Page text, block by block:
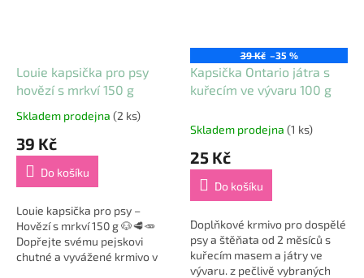
Louie kapsička pro psy
hovězí s mrkví 150 g
Průměrné
produktu
5,0
5
hvězdiček.
Skladem prodejna (2 ks)
39 Kč
Do košíku
Louie kapsička pro psy –
Hovězí s mrkví 150 g 🐶🥩🥕
Dopřejte svému pejskovi
chutné a vyvážené krmivo v
39 Kč –35 %
Kapsička Ontario játra s
kuřecím ve vývaru 100 g
Skladem prodejna (1 ks)
25 Kč
Do košíku
Doplňkové krmivo pro dospělé
psy a štěňata od 2 měsíců s
kuřecím masem a játry ve
vývaru. z pečlivě vybraných